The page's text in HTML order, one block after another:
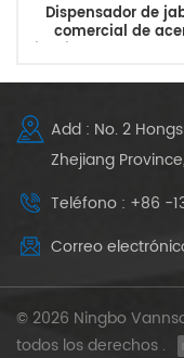
Dispensador de
comercial de
inoxidable para
pesado
Add : No. 2
Zhejiang
Teléfono : +86 -
Correo
© 2026 Ningbo
todos los derechos .